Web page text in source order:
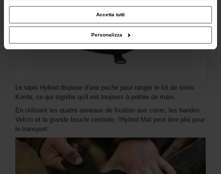
occupano di analisi dei dati web, pubblicità e social media, i quali potrebbero
combinarle con altre informazioni che hai fornito loro o che hanno raccolto dal
Accetta tutti
Personalizza
Le tapis Hybrid dispose d'une poche pour ranger le kit de soins
Korda, ce qui signifie qu'il est toujours à portée de main.
En utilisant les quatre anneaux de fixation aux coins, les bandes
Velcro et la grande boucle centrale, l'Hybrid Mat peut être plié pour
le transport.